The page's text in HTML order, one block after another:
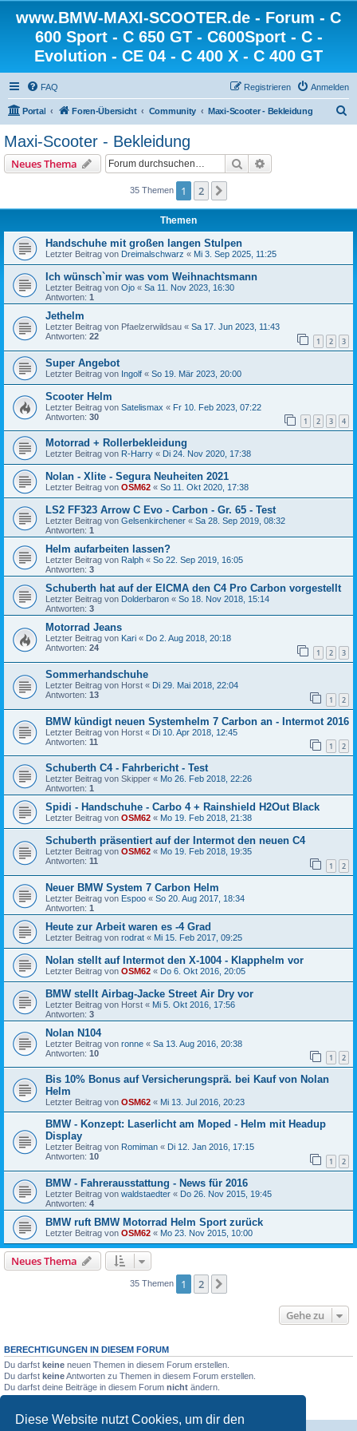
Diese Website nutzt Cookies, um dir den
www.BMW-MAXI-SCOOTER.de - Forum - C
600 Sport - C 650 GT - C600Sport - C -
Evolution - CE 04 - C 400 X - C 400 GT
FAQ Anmelden
Registrieren
Portal Foren-Übersicht Community Maxi-Scooter - Bekleidung
Maxi-Scooter - Bekleidung
Neues Thema Suche
35 Themen 1 2
Themen
Handschuhe mit großen langen Stulpen
Letzter Beitrag von Dreimalschwarz « Mi 3. Sep 2025, 11:25
Ich wünsch`mir was vom Weihnachtsmann
Letzter Beitrag von Ojo « Sa 11. Nov 2023, 16:30
Antworten: 1
Jethelm
Letzter Beitrag von Pfaelzerwildsau « Sa 17. Jun 2023, 11:43
Antworten: 22 1 2 3
Super Angebot
Letzter Beitrag von Ingolf « So 19. Mär 2023, 20:00
Scooter Helm
Letzter Beitrag von Satelismax « Fr 10. Feb 2023, 07:22
Antworten: 30 1 2 3 4
Motorrad + Rollerbekleidung
Letzter Beitrag von R-Harry « Di 24. Nov 2020, 17:38
Nolan - Xlite - Segura Neuheiten 2021
Letzter Beitrag von OSM62 « So 11. Okt 2020, 17:38
LS2 FF323 Arrow C Evo - Carbon - Gr. 65 - Test
Letzter Beitrag von Gelsenkirchener « Sa 28. Sep 2019, 08:32
Antworten: 1
Helm aufarbeiten lassen?
Letzter Beitrag von Ralph « So 22. Sep 2019, 16:05
Antworten: 3
Schuberth hat auf der EICMA den C4 Pro Carbon vorgestellt
Letzter Beitrag von Dolderbaron « So 18. Nov 2018, 15:14
Antworten: 3
Motorrad Jeans
Letzter Beitrag von Kari « Do 2. Aug 2018, 20:18
Antworten: 24 1 2 3
Sommerhandschuhe
Letzter Beitrag von Horst « Di 29. Mai 2018, 22:04
Antworten: 13 1 2
BMW kündigt neuen Systemhelm 7 Carbon an - Intermot 2016
Letzter Beitrag von Horst « Di 10. Apr 2018, 12:45
Antworten: 11 1 2
Schuberth C4 - Fahrbericht - Test
Letzter Beitrag von Skipper « Mo 26. Feb 2018, 22:26
Antworten: 1
Spidi - Handschuhe - Carbo 4 + Rainshield H2Out Black
Letzter Beitrag von OSM62 « Mo 19. Feb 2018, 21:38
Schuberth präsentiert auf der Intermot den neuen C4
Letzter Beitrag von OSM62 « Mo 19. Feb 2018, 19:35
Antworten: 11 1 2
Neuer BMW System 7 Carbon Helm
Letzter Beitrag von Espoo « So 20. Aug 2017, 18:34
Antworten: 1
Heute zur Arbeit waren es -4 Grad
Letzter Beitrag von rodrat « Mi 15. Feb 2017, 09:25
Nolan stellt auf Intermot den X-1004 - Klapphelm vor
Letzter Beitrag von OSM62 « Do 6. Okt 2016, 20:05
BMW stellt Airbag-Jacke Street Air Dry vor
Letzter Beitrag von Horst « Mi 5. Okt 2016, 17:56
Antworten: 3
Nolan N104
Letzter Beitrag von ronne « Sa 13. Aug 2016, 20:38
Antworten: 10 1 2
Bis 10% Bonus auf Versicherungsprä. bei Kauf von Nolan
Helm
Letzter Beitrag von OSM62 « Mi 13. Jul 2016, 20:23
BMW - Konzept: Laserlicht am Moped - Helm mit Headup
Display
Letzter Beitrag von Romiman « Di 12. Jan 2016, 17:15
Antworten: 10 1 2
BMW - Fahrerausstattung - News für 2016
Letzter Beitrag von waldstaedter « Do 26. Nov 2015, 19:45
Antworten: 4
BMW ruft BMW Motorrad Helm Sport zurück
Letzter Beitrag von OSM62 « Mo 23. Nov 2015, 10:00
Neues Thema
35 Themen 1 2
Gehe zu
BERECHTIGUNGEN IN DIESEM FORUM
Du darfst keine neuen Themen in diesem Forum erstellen.
Du darfst keineAntworten zu Themen in diesem Forum erstellen.
Du darfst deine Beiträge in diesem Forum nicht ändern.
Du darfst deine Beiträge in diesem Forumnichtlöschen.